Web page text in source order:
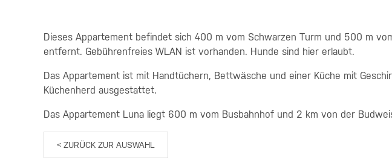
Dieses Appartement befindet sich 400 m vom Schwarzen Turm und 500 m
entfernt. Gebührenfreies WLAN ist vorhanden. Hunde sind hier erlaubt.
Das Appartement ist mit Handtüchern, Bettwäsche und einer Küche mit
Küchenherd ausgestattet.
Das Appartement Luna liegt 600 m vom Busbahnhof und 2 km von der
< ZURÜCK ZUR AUSWAHL